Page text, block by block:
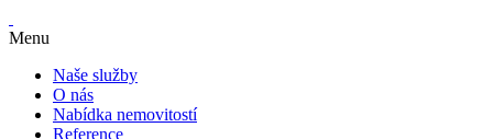
Menu
Naše služby
O nás
Nabídka nemovitostí
Reference